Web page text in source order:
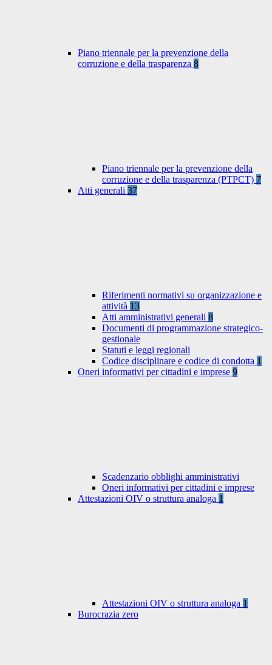
Piano triennale per la prevenzione della
corruzione e della trasparenza 8
Piano triennale per la prevenzione della
corruzione e della trasparenza (PTPCT) 7
Atti generali 37
Riferimenti normativi su organizzazione e
attività 13
Atti amministrativi generali 8
Documenti di programmazione strategico-
gestionale
Statuti e leggi regionali
Codice disciplinare e codice di condotta 1
Oneri informativi per cittadini e imprese 9
Scadenzario obblighi amministrativi
Oneri informativi per cittadini e imprese
Attestazioni OIV o struttura analoga 1
Attestazioni OIV o struttura analoga 1
Burocrazia zero